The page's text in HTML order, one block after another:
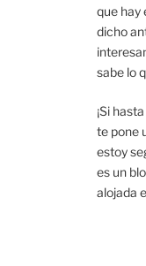
que hay
dicho
sabe lo
¡Si
te pone
estoy
es un
alojada